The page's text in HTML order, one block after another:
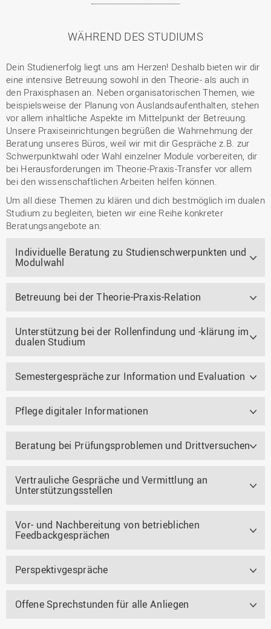
WÄHREND DES STUDIUMS
Dein Studienerfolg liegt uns am Herzen! Deshalb bieten wir dir
eine intensive Betreuung sowohl in den Theorie- als auch in
den Praxisphasen an. Neben organisatorischen Themen, wie
beispielsweise der Planung von Auslandsaufenthalten, stehen
vor allem inhaltliche Aspekte im Mittelpunkt der Betreuung.
Unsere Praxiseinrichtungen begrüßen die Wahrnehmung der
Beratung unseres Büros, weil wir mit dir Gespräche z.B. zur
Schwerpunktwahl oder Wahl einzelner Module vorbereiten, dir
bei Herausforderungen im Theorie-Praxis-Transfer vor allem
bei den wissenschaftlichen Arbeiten helfen können.
Um all diese Themen zu klären und dich bestmöglich im dualen
Studium zu begleiten, bieten wir eine Reihe konkreter
Beratungsangebote an:
Individuelle Beratung zu Studienschwerpunkten und
Modulwahl
Betreuung bei der Theorie-Praxis-Relation
Unterstützung bei der Rollenfindung und -klärung im
dualen Studium
Semestergespräche zur Information und Evaluation
Pflege digitaler Informationen
Beratung bei Prüfungsproblemen und Drittversuchen
Vertrauliche Gespräche und Vermittlung an
Unterstützungsstellen
Vor- und Nachbereitung von betrieblichen
Feedbackgesprächen
Perspektivgespräche
Offene Sprechstunden für alle Anliegen